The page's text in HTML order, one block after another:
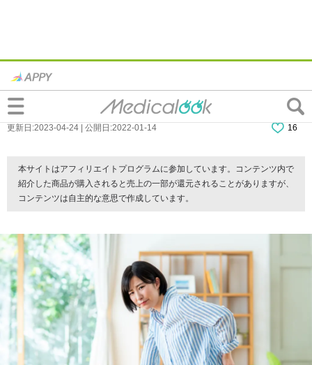
【簡単】”肥満腰痛”におすすめのストレッ
チを解説！負担なく痩せる方法についても
更新日:2023-04-24 | 公開日:2022-01-14 16
本サイトはアフィリエイトプログラムに参加しています。コンテンツ内で
紹介した商品が購入されると売上の一部が還元されることがありますが、
コンテンツは自主的な意思で作成しています。